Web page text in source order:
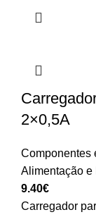
2×0,5A
Componentes
Alimentação e
9.40€
Carregador